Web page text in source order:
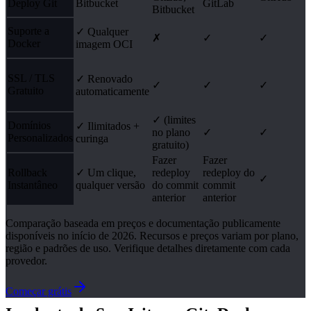
Deploy Git
Bitbucket
Bitbucket
GitLab
Suporte a
Docker
✓ Qualquer
imagem OCI
✗ ✓ ✓
SSL / TLS
Gratuito
✓ Renovado
automaticamente
✓ ✓ ✓
Domínios
Personalizados
✓ Ilimitados +
curinga
✓ (limites
no plano
gratuito)
✓ ✓
Rollback
Instantâneo
✓ Um clique,
qualquer versão
Fazer
redeploy
do commit
anterior
Fazer
redeploy do
commit
anterior
✓
Comparação baseada em preços e documentação publicamente
disponíveis no início de 2026. Recursos e preços variam por plano,
região e padrões de uso. Verifique detalhes diretamente com cada
provedor.
Começar grátis